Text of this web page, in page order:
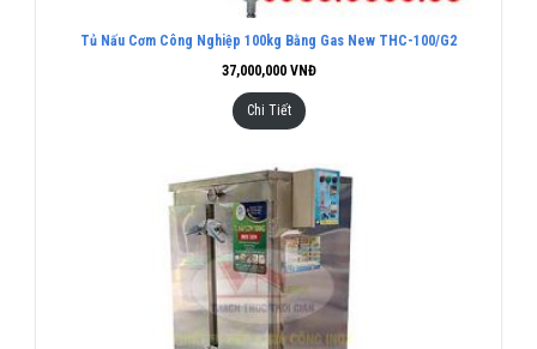
Tủ Nấu Cơm Công Nghiệp 100kg Bằng Gas New THC-100/G2
37,000,000VNĐ
Chi Tiết